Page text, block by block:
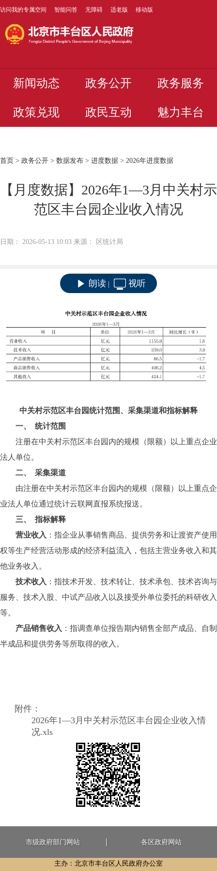
访问我的专属空间 智能问答 无障碍 适老版 移动版
新闻动态 政务公开 政务服务
政策兑现 政民互动 魅力丰台
首页 > 政务公开 > 数据发布 > 进度数据 > 2026年进度数据
【月度数据】2026年1—3月中关村示
范区丰台园企业收入情况
日期： 2026-05-13 10:03 来源： 区统计局
朗读 视听
中关村示范区丰台园统计范围、采集渠道和指标解释
一、 统计范围
注册在中关村示范区丰台园内的规模（限额）以上重点企业
法人单位。
二、 采集渠道
由注册在中关村示范区丰台园内的规模（限额）以上重点企
业法人单位通过统计云联网直报系统报送。
三、 指标解释
营业收入 ： 指企业从事销售商品、提供劳务和让渡资产使用
权等生产经营活动形成的经济利益流入，包括主营业务收入和其
他业务收入。
技术收入 ： 指技术开发、技术转让、技术承包、技术咨询与
服务、技术入股、中试产品收入以及接受外单位委托的科研收入
等。
产品销售收入 ： 指调查单位报告期内销售全部产成品、自制
半成品和提供劳务等所取得的收入 。
附件：
2026年1—3月中关村示范区丰台园企业收入情
况.xls
市级政府部门网站 各区政府网站
主办：北京市丰台区人民政府办公室